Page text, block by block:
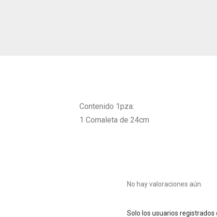
Contenido 1pza:
1 Comaleta de 24cm
No hay valoraciones aún.
Solo los usuarios